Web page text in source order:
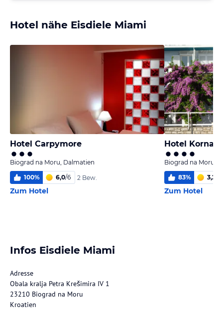
Hotel nähe Eisdiele Miami
Hotel Carpymore
Biograd na Moru, Dalmatien
100% 6,0/6 2 Bew.
Zum Hotel
Hotel Kornati
Biograd na Moru,
83% 3,2
Zum Hotel
Infos Eisdiele Miami
Adresse
Obala kralja Petra Krešimira IV 1
23210 Biograd na Moru
Kroatien